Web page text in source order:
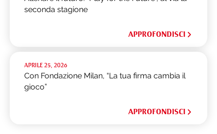
seconda stagione
APPROFONDISCI
APRILE 25, 2026
Con Fondazione Milan, “La tua firma cambia il
gioco”
APPROFONDISCI